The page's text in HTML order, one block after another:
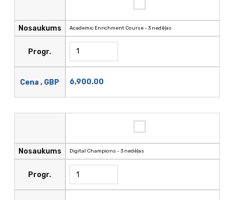
Nosaukums
Progr.
Cena , GBP
Academic Enrichment Course - 3 nedēļas
6,900.00
Nosaukums
Progr.
Digital Champions - 3 nedēļas